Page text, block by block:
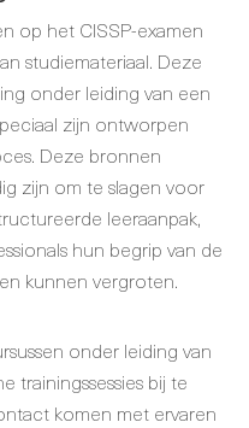
op het CISSP-examen
studiemateriaal. Deze
onder leiding van een
zijn ontworpen
Deze bronnen
zijn om te slagen voor
leeraanpak,
hun begrip van de
kunnen vergroten.
onder leiding van
trainingssessies bij te
komen met ervaren